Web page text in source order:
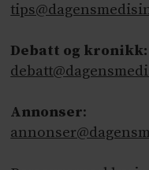
Debatt og kronikk:
Annonser: